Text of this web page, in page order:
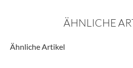
ÄHNLICHE
Ähnliche Artikel